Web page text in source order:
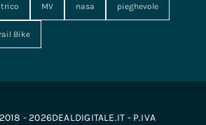
MV nasa pieghevole
Bike
- 2026DEALDIGITALE.IT - P.IVA